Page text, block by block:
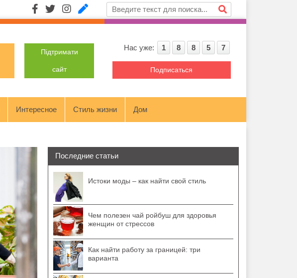
Підтримати
сайт
Нас уже: 1 8 8 5 7
Подписаться
Интересное Стиль жизни Дом
Последние статьи
Истоки моды – как найти свой стиль
Чем полезен чай ройбуш для здоровья
женщин от стрессов
Как найти работу за границей: три
варианта